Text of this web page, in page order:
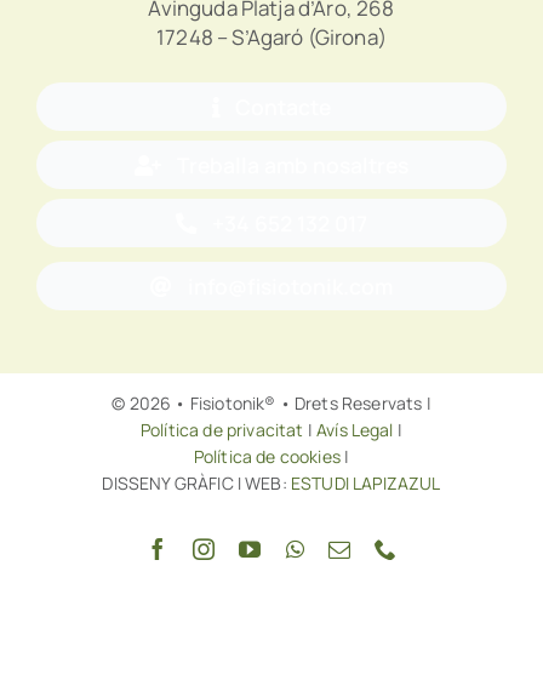
Avinguda Platja d’Aro, 268
17248 – S’Agaró (Girona)
© 2026 • Fisiotonik® • Drets Reservats |
Política de privacitat |Avís Legal |
Política de cookies|
DISSENY GRÀFIC I WEB: ESTUDI LAPIZAZUL